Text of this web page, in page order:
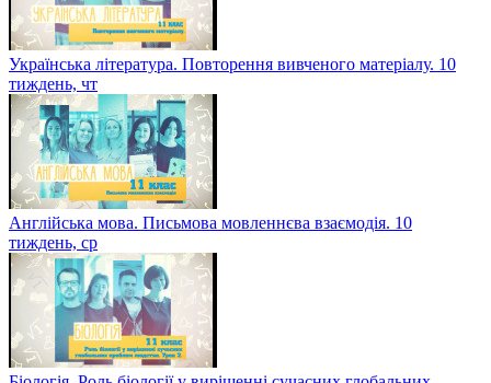
Українська література. Повторення вивченого матеріалу. 10
тиждень, чт
Англійська мова. Письмова мовленнєва взаємодія. 10
тиждень, ср